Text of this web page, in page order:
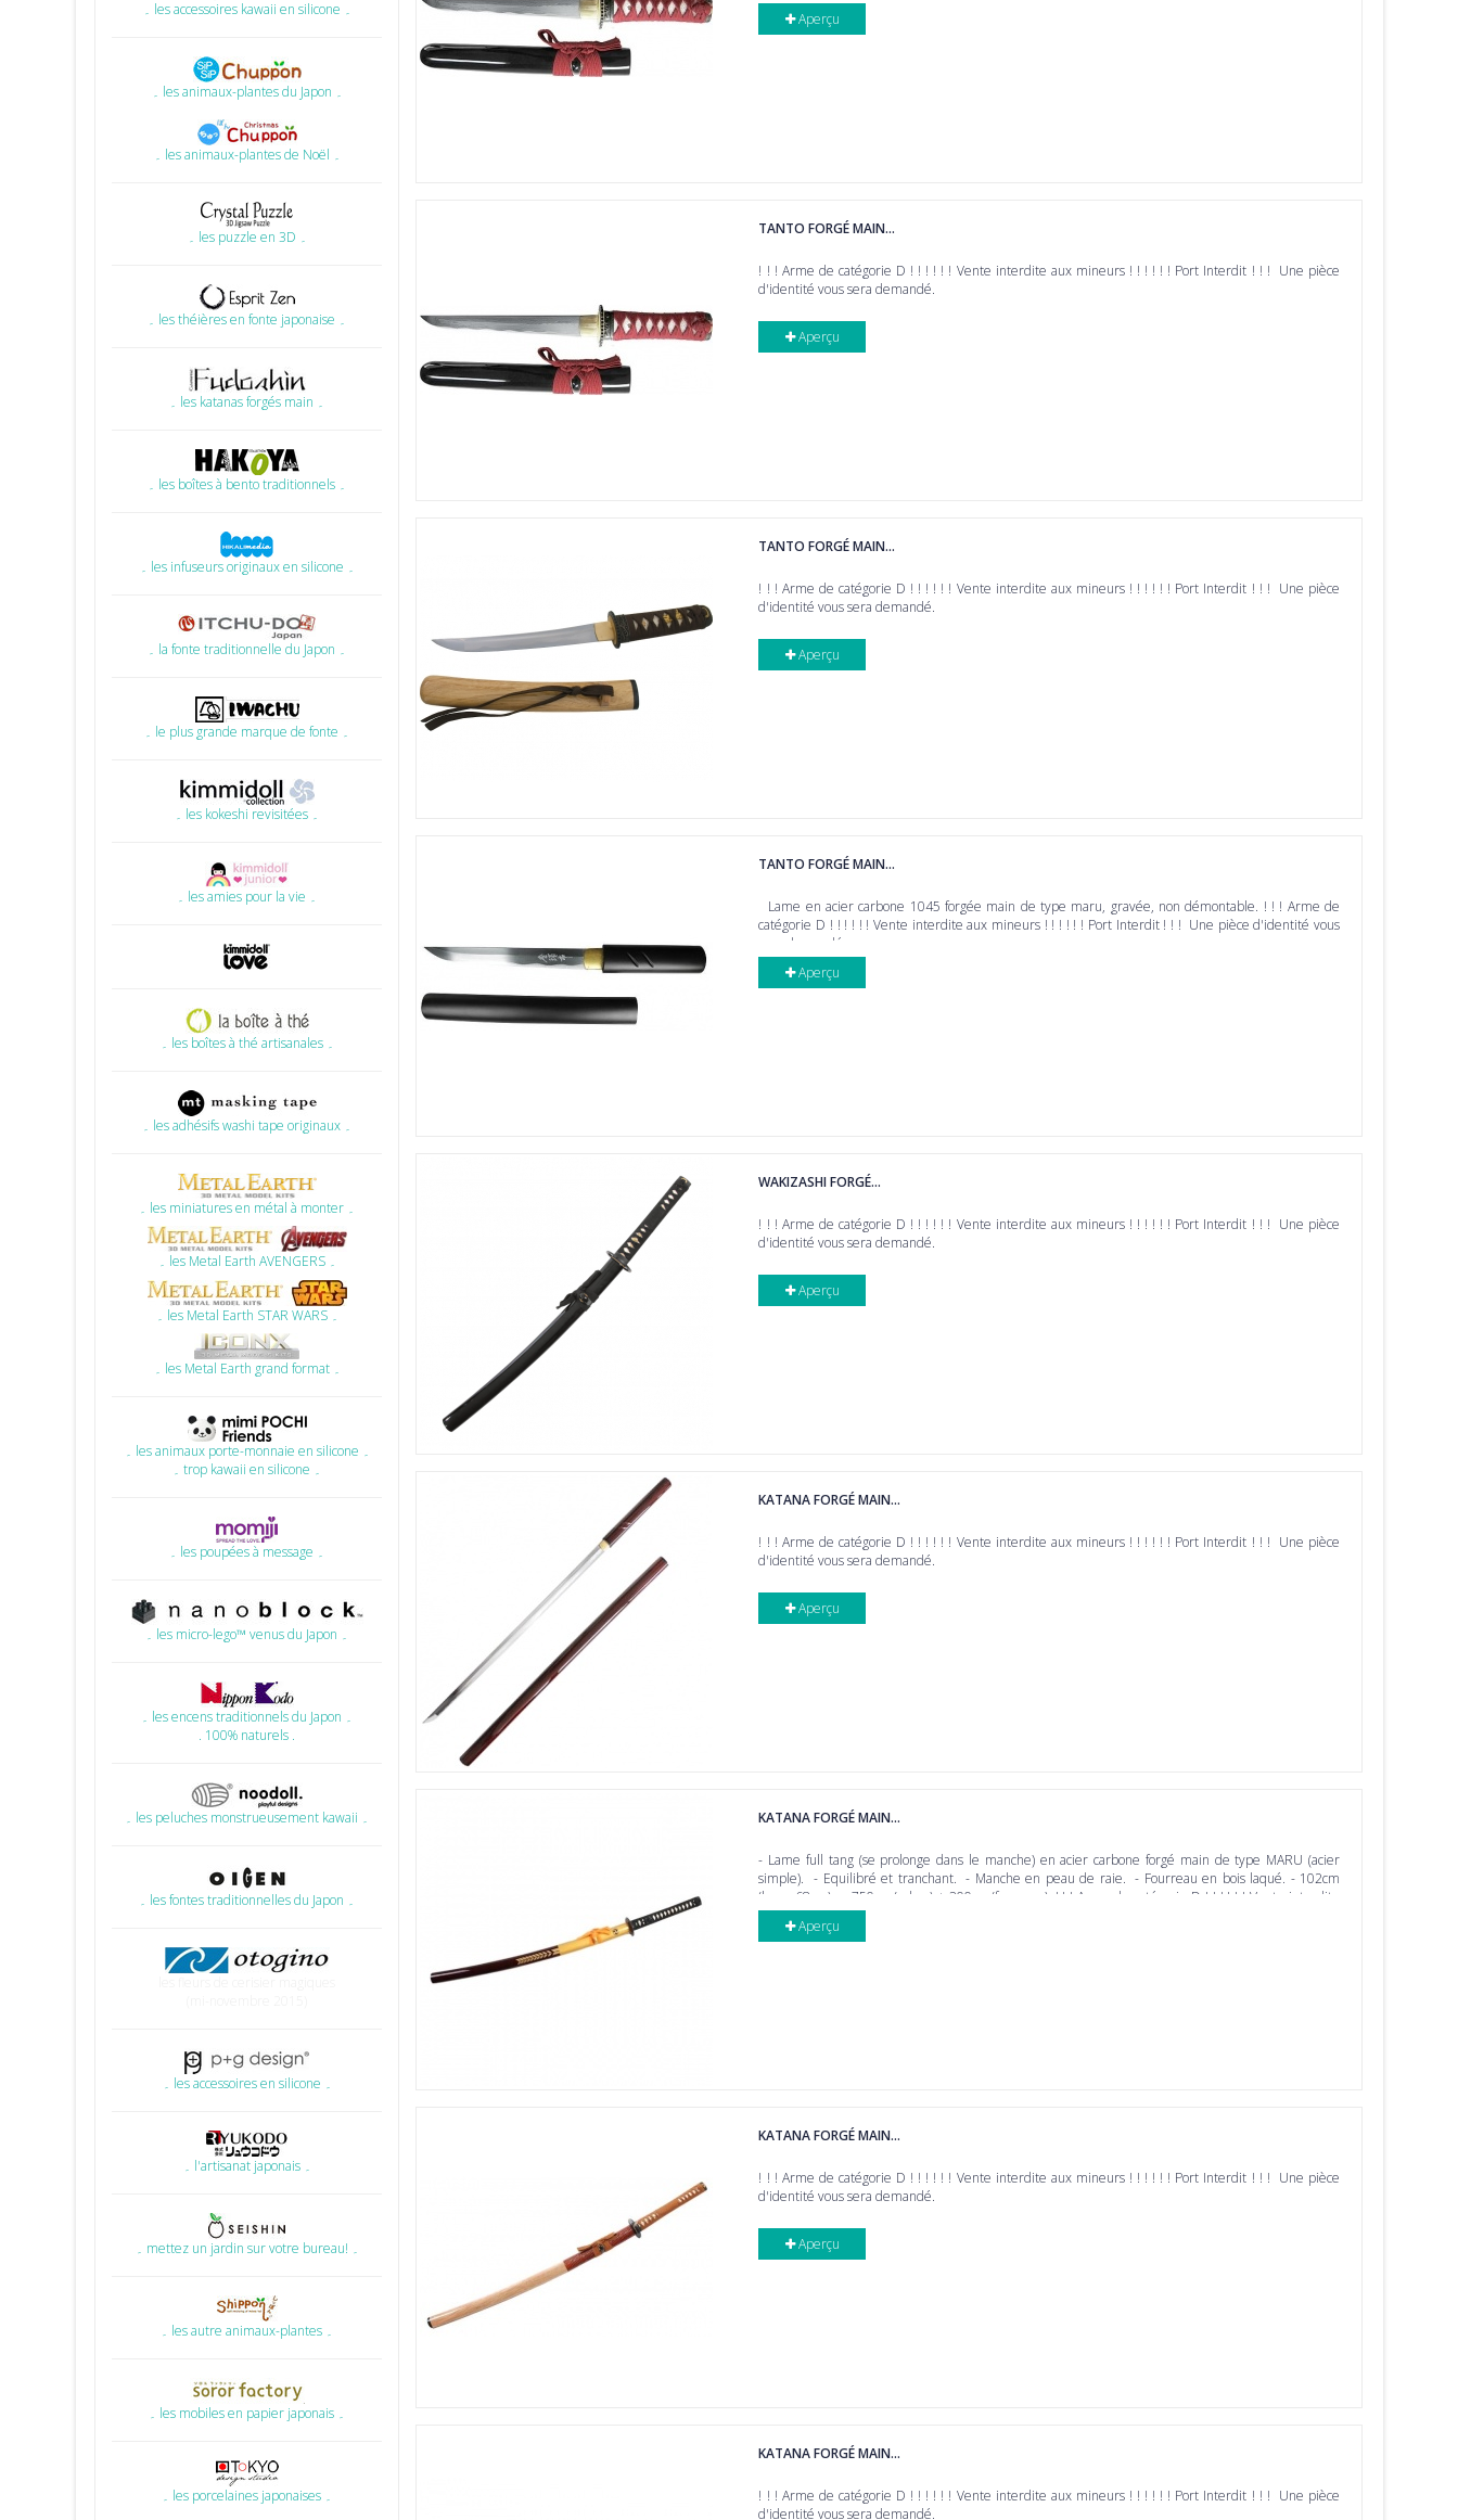
۔ les accessoires kawaii en silicone ۔
۔ les animaux-plantes du Japon ۔
۔ les animaux-plantes de Noël ۔
۔ les puzzle en 3D ۔
۔ les théières en fonte japonaise ۔
۔ les katanas forgés main ۔
۔ les boîtes à bento traditionnels ۔
۔ les infuseurs originaux en silicone ۔
۔ la fonte traditionnelle du Japon ۔
۔ le plus grande marque de fonte ۔
۔ les kokeshi revisitées ۔
۔ les amies pour la vie ۔
۔ les boîtes à thé artisanales ۔
۔ les adhésifs washi tape originaux ۔
۔ les miniatures en métal à monter ۔
۔ les Metal Earth AVENGERS ۔
۔ les Metal Earth STAR WARS ۔
۔ les Metal Earth grand format ۔
۔ les animaux porte-monnaie en silicone ۔
۔ trop kawaii en silicone ۔
۔ les poupées à message ۔
۔ les micro-lego™ venus du Japon ۔
۔ les encens traditionnels du Japon ۔
. 100% naturels .
۔ les peluches monstrueusement kawaii ۔
۔ les fontes traditionnelles du Japon ۔
۔ les accessoires en silicone ۔
۔ l'artisanat japonais ۔
۔ mettez un jardin sur votre bureau! ۔
۔ les autre animaux-plantes ۔
۔ les mobiles en papier japonais ۔
۔ les porcelaines japonaises ۔
Aperçu
TANTO FORGÉ MAIN...
! ! ! Arme de catégorie D ! ! ! ! ! ! Vente interdite aux mineurs ! ! ! ! ! ! Port Interdit ! ! ! Une pièce
d'identité vous sera demandé.
Aperçu
TANTO FORGÉ MAIN...
! ! ! Arme de catégorie D ! ! ! ! ! ! Vente interdite aux mineurs ! ! ! ! ! ! Port Interdit ! ! ! Une pièce
d'identité vous sera demandé.
Aperçu
TANTO FORGÉ MAIN...
Lame en acier carbone 1045 forgée main de type maru, gravée, non démontable. ! ! ! Arme de
catégorie D ! ! ! ! ! ! Vente interdite aux mineurs ! ! ! ! ! ! Port Interdit ! ! ! Une pièce d'identité vous
sera demandé.
Aperçu
WAKIZASHI FORGÉ...
! ! ! Arme de catégorie D ! ! ! ! ! ! Vente interdite aux mineurs ! ! ! ! ! ! Port Interdit ! ! ! Une pièce
d'identité vous sera demandé.
Aperçu
KATANA FORGÉ MAIN...
! ! ! Arme de catégorie D ! ! ! ! ! ! Vente interdite aux mineurs ! ! ! ! ! ! Port Interdit ! ! ! Une pièce
d'identité vous sera demandé.
Aperçu
KATANA FORGÉ MAIN...
- Lame full tang (se prolonge dans le manche) en acier carbone forgé main de type MARU (acier
simple). - Equilibré et tranchant. - Manche en peau de raie. - Fourreau en bois laqué. - 102cm
(lame 68cm). - 750gr. (sabre) + 300gr. (fourreau). ! ! ! Arme de catégorie D ! ! ! ! ! ! Vente interdite
aux mineurs ! ! ! ! ! ! Port Interdit !...
Aperçu
KATANA FORGÉ MAIN...
! ! ! Arme de catégorie D ! ! ! ! ! ! Vente interdite aux mineurs ! ! ! ! ! ! Port Interdit ! ! ! Une pièce
d'identité vous sera demandé.
Aperçu
KATANA FORGÉ MAIN...
! ! ! Arme de catégorie D ! ! ! ! ! ! Vente interdite aux mineurs ! ! ! ! ! ! Port Interdit ! ! ! Une pièce
d'identité vous sera demandé.